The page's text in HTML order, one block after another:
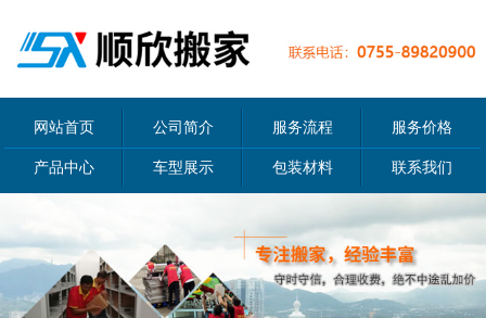
网站首页 公司简介 服务流程 服务价格
产品中心 车型展示 包装材料 联系我们